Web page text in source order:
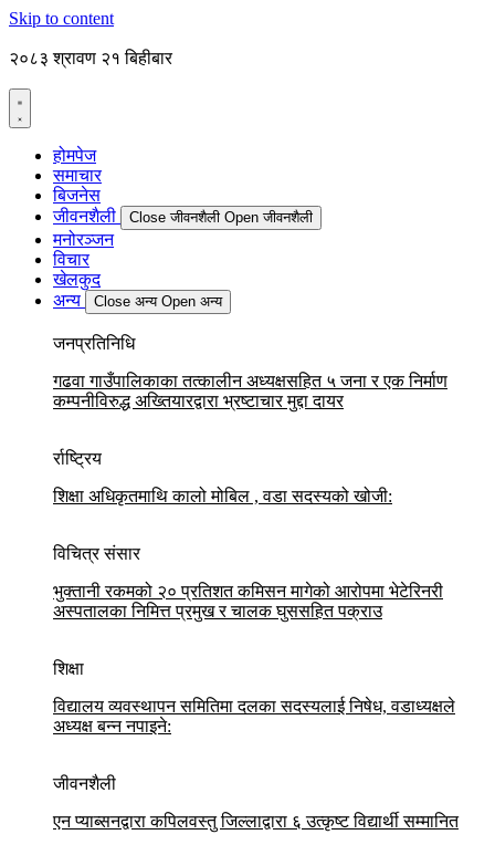
Skip to content
२०८३ श्रावण २१ बिहीबार
होमपेज
समाचार
बिजनेस
जीवनशैली
Close जीवनशैली Open जीवनशैली
मनोरञ्जन
विचार
खेलकुद
अन्य
Close अन्य Open अन्य
जनप्रतिनिधि
गढवा गाउँपालिकाका तत्कालीन अध्यक्षसहित ५ जना र एक निर्माण
कम्पनीविरुद्ध अख्तियारद्वारा भ्रष्टाचार मुद्दा दायर
र्राष्ट्रिय
शिक्षा अधिकृतमाथि कालो मोबिल , वडा सदस्यको खोजी:
विचित्र संसार
भुक्तानी रकमको २० प्रतिशत कमिसन मागेको आरोपमा भेटेरिनरी
अस्पतालका निमित्त प्रमुख र चालक घुससहित पक्राउ
शिक्षा
विद्यालय व्यवस्थापन समितिमा दलका सदस्यलाई निषेध, वडाध्यक्षले
अध्यक्ष बन्न नपाइने:
जीवनशैली
एन प्याब्सनद्वारा कपिलवस्तु जिल्लाद्वारा ६ उत्कृष्ट विद्यार्थी सम्मानित